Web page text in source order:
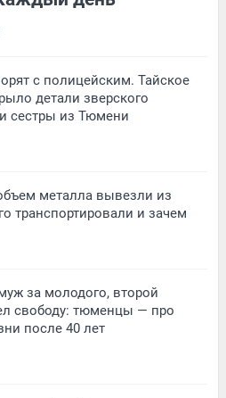
с полицейским. Тайское
детали зверского
сестры из Тюмени
металла вывезли из
транспортировали и зачем
за молодого, второй
свободу: тюменцы — про
после 40 лет